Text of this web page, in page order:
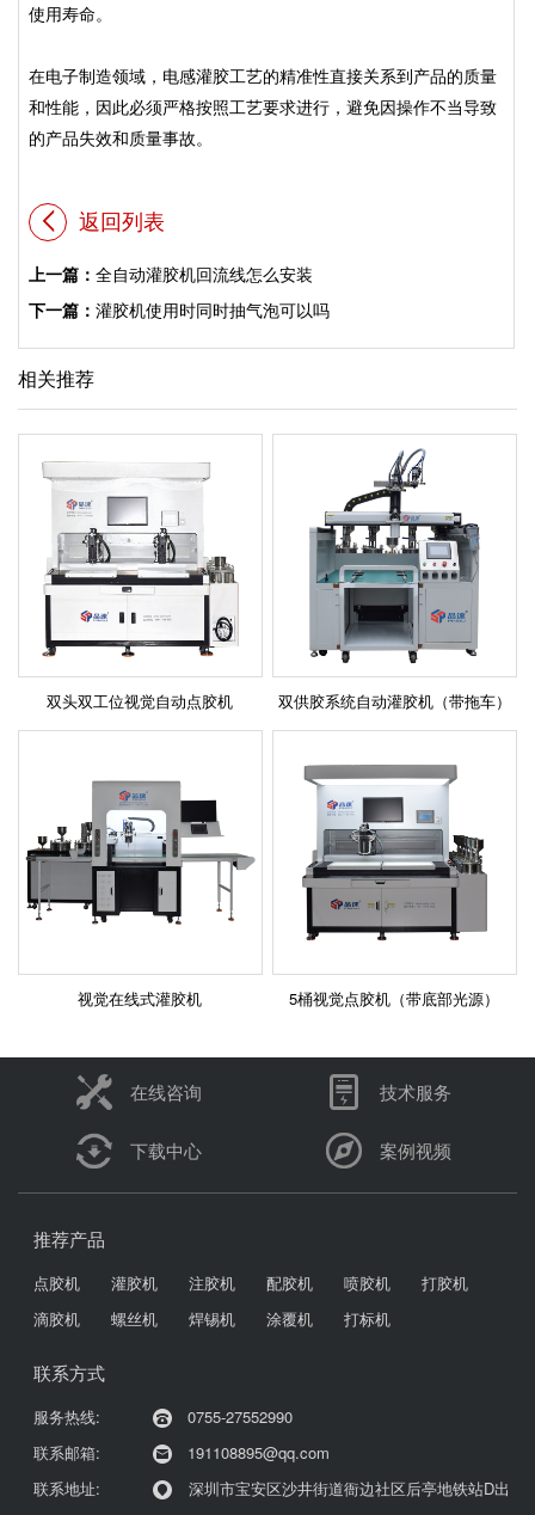
使用寿命。
在电子制造领域，电感灌胶工艺的精准性直接关系到产品的质量
和性能，因此必须严格按照工艺要求进行，避免因操作不当导致
的产品失效和质量事故。
返回列表
上一篇：全自动灌胶机回流线怎么安装
下一篇：灌胶机使用时同时抽气泡可以吗
相关推荐
双头双工位视觉自动点胶机 双供胶系统自动灌胶机（带拖车）
视觉在线式灌胶机 5桶视觉点胶机（带底部光源）
在线咨询 技术服务
下载中心 案例视频
推荐产品
点胶机 灌胶机 注胶机 配胶机 喷胶机
打胶机
滴胶机
螺丝机 焊锡机 涂覆机 打标机
联系方式
服务热线:
0755-27552990
联系邮箱:
191108895@qq.com
联系地址:
深圳市宝安区沙井街道衙边社区后亭地铁站D出